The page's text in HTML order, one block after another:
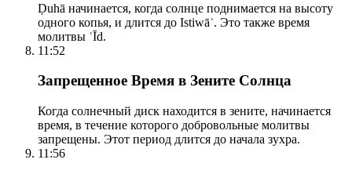
Ḍuhā начинается, когда солнце поднимается на высоту
одного копья, и длится до Istiwāʾ. Это также время
молитвы ʿĪd.
11:52
Запрещенное Время в Зените Солнца
Когда солнечный диск находится в зените, начинается
время, в течение которого добровольные молитвы
запрещены. Этот период длится до начала зухра.
11:56